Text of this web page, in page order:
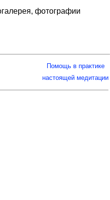
фотографии
Помощь в практике
настоящей медитации